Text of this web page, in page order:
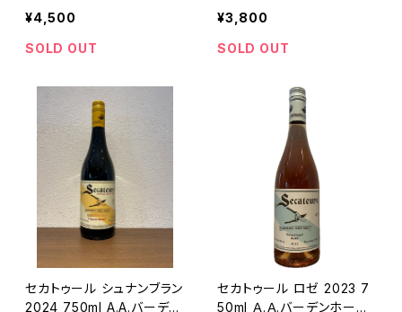
¥4,500
SOLD OUT
ホースト
¥3,800
SOLD OUT
セカトゥール シュナンブラン
2024 750ml A.A.バーデン
セカトゥール ロゼ 2023 7
50ml Ａ.Ａ.バーデンホース